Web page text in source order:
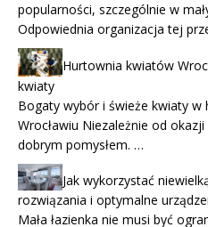
popularności, szczególnie w
Odpowiednia organizacja tej
Hurtownia kwiatów
kwiaty
Bogaty wybór i świeże kwiaty
Wrocławiu Niezależnie od
dobrym pomysłem. …
Jak wykorzystać
rozwiązania i optymalne
Mała łazienka nie musi być